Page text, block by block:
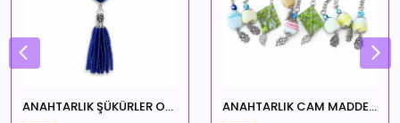
ANAHTARLIK ŞÜKÜRLER OLSUN ANAHTARLIK CAM MADDE EVİMİN İÇİNDE HUZUR EKSİK OLMASIN TEMALI ŞANSINA HANGİSİ GELİRSE